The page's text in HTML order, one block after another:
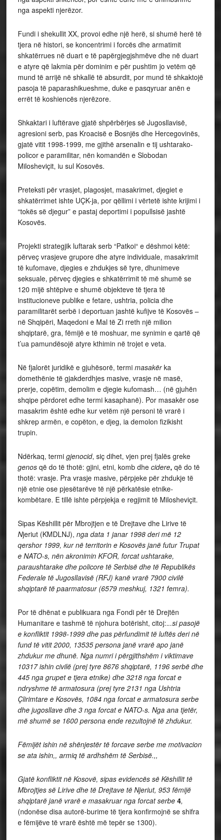
nga aspekti njerëzor.
Fundi i shekullit XX, provoi edhe një herë, si shumë herë të
tjera në histori, se koncentrimi i forcës dhe armatimit
shkatërrues në duart e të papërgjegjshmëve dhe në duart
e atyre që lakmia për dominim e për pushtim jo vetëm që
mund të arrijë në shkallë të absurdit, por mund të shkaktojë
pasoja të paparashikueshme, duke e pasqyruar anën e
errët të koshiencës njerëzore.
Shkaktari i luftërave gjatë shpërbërjes së Jugosllavisë,
agresioni serb, pas Kroacisë e Bosnjës dhe Hercegovinës,
gjatë vitit 1998-1999, me gjithë arsenalin e tij ushtarako-
policor e paramilitar, nën komandën e Slobodan
Milosheviçit, iu sul Kosovës.
Preteksti për vrasjet, plagosjet, masakrimet, djegiet e
shkatërrimet ishte UÇK-ja, por qëllimi i vërtetë ishte krijimi i
“tokës së djegur” e pastaj deportimi i popullsisë jashtë
Kosovës.
Projekti strategjik luftarak serb “Patkoi“ e dëshmoi këtë:
përveç vrasjeve grupore dhe atyre individuale, masakrimit
të kufomave, djegies e zhdukjes së tyre, dhunimeve
seksuale, përveç djegies e shkatërrimit të më shumë se
120 mijë shtëpive e shumë objekteve të tjera të
institucioneve publike e fetare, ushtria, policia dhe
paramilitarët serbë i deportuan jashtë kufijve të Kosovës –
në Shqipëri, Maqedoni e Mal të Zi rreth një milion
shqiptarë, gra, fëmijë e të moshuar, me synimin e qartë që
t’ua pamundësojë atyre kthimin në trojet e veta.
Në fjalorët juridikë e gjuhësorë, termi masakërka
domethënie të gjakderdhjes masive, vrasje në masë,
prerje, copëtim, demolim e djegie kufomash… (në gjuhën
shqipe përdoret edhe termi kasaphanë). Por masakër ose
masakrim është edhe kur vetëm një personi të vrarë i
shkrep armën, e copëton, e djeg, ia demolon fizikisht
trupin.
Ndërkaq, termi gjenocid, siç dihet, vjen prej fjalës greke
genosqë do të thotë: gjini, etni, komb dhe cidere, që do të
thotë: vrasje. Pra vrasje masive, përpjeke për zhdukje të
një etnie ose pjesëtarëve të një përkatësie etnike-
kombëtare. E tillë ishte përpjekja e regjimit të Milosheviçit.
Sipas Këshillit për Mbrojtjen e të Drejtave dhe Lirive të
Njeriut (KMDLNJ), nga data 1 janar 1998 deri më 12
qershor 1999, kur në territorin e Kosovës janë futur Trupat
e NATO-s, nën akronimin KFOR, forcat ushtarake,
paraushtarake dhe policore të Serbisë dhe të Republikës
Federale të Jugosllavisë (RFJ) kanë vrarë 7900 civilë
shqiptarë të paarmatosur (6579 meshkuj, 1321 femra).
Por të dhënat e publikuara nga Fondi për të Drejtën
Humanitare e tashmë të njohura botërisht, citoj:...si pasojë
e konfliktit 1998-1999 dhe pas përfundimit të luftës deri në
fund të vitit 2000, 13535 persona janë vrarë apo janë
zhdukur me dhunë. Nga numri i përgjithshëm i viktimave
10317 ishin civilë (prej tyre 8676 shqiptarë, 1196 serbë dhe
445 nga grupet e tjera etnike) dhe 3218 nga forcat e
ndryshme të armatosura (prej tyre 2131 nga Ushtria
Çlirimtare e Kosovës, 1084 nga forcat e armatosura serbe
dhe jugosllave dhe 3 nga forcat e NATO-s. Nga ana tjetër,
më shumë se 1600 persona ende rezultojnë të zhdukur.
Fëmijët ishin në shënjestër të forcave serbe me motivacion
se ata ishin,, armiq të ardhshëm të Serbisë.,,
Gjatë konfliktit në Kosovë, sipas evidencës së Këshillit të
Mbrojtjes së Lirive dhe të Drejtave të Njeriut, 953 fëmijë
shqiptarë janë vrarë e masakruar nga forcat serbe 4,
(ndonëse disa autorë-burime të tjera konfirmojnë se shifra
e fëmijëve të vrarë është më tepër se 1300).